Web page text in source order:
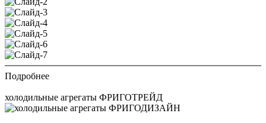
Подробнее
холодильные агрегаты ФРИГОТРЕЙД